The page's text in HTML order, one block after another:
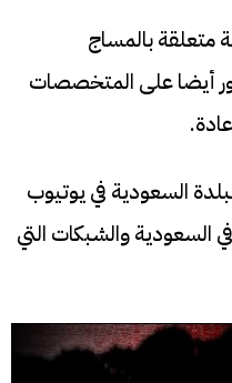
متعلقة بالمساج
أيضا على المتخصصات
السعودية في يوتيوب
السعودية والشبكات التي